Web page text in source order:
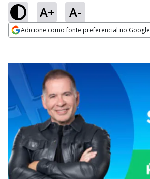
A+ A-
Adicione como fonte preferencial no Google